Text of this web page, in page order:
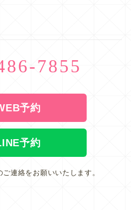
7855
予約
予約
連絡をお願いいたします。